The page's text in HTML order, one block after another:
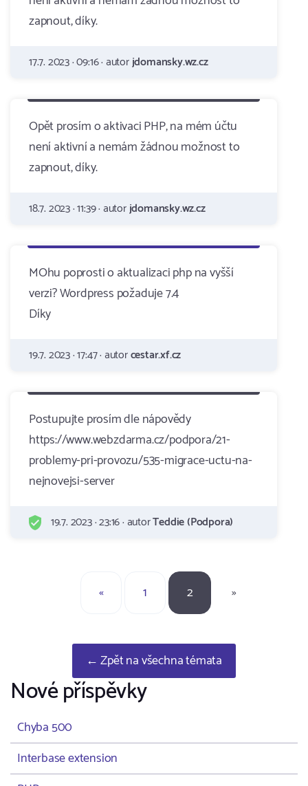
zapnout, díky.
17.7. 2023 · 09:16 · autorjdomansky.wz.cz
Opět prosím o aktivaci PHP, na mém účtu
není aktivní a nemám žádnou možnost to
zapnout, díky.
18.7. 2023 · 11:39 · autorjdomansky.wz.cz
MOhu poprosti o aktualizaci php na vyšší
verzi? Wordpress požaduje 7.4
Díky
19.7. 2023 · 17:47 · autorcestar.xf.cz
Postupujte prosím dle nápovědy
https://www.webzdarma.cz/podpora/21-
problemy-pri-provozu/535-migrace-uctu-na-
nejnovejsi-server
19.7. 2023 · 23:16 · autorTeddie (Podpora)
« 1 2 »
← Zpět na všechna témata
Nové příspěvky
Chyba 500
Interbase extension